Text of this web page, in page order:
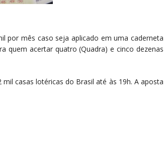
por mês caso seja aplicado em uma caderneta
quem acertar quatro (Quadra) e cinco dezenas
casas lotéricas do Brasil até às 19h. A aposta